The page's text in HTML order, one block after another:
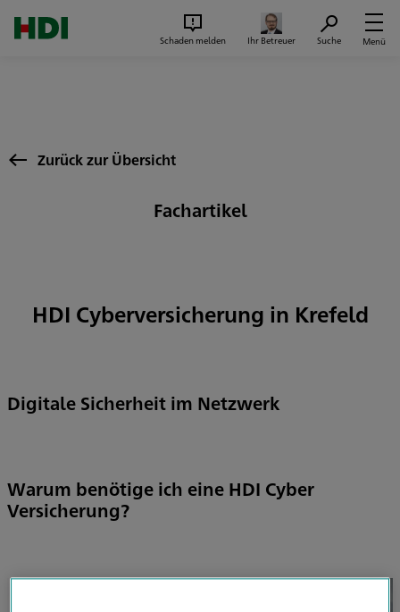
Schaden melden Ihr Betreuer Suche Menü
Zurück zur Übersicht
Fachartikel
HDI Cyberversicherung in Krefeld
Digitale Sicherheit im Netzwerk
Warum benötige ich eine HDI Cyber
Versicherung?